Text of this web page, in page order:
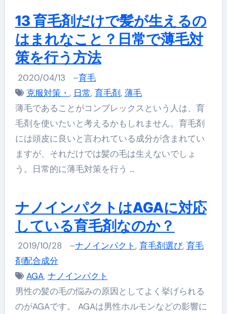
13 育毛剤だけで髪が生えるの
はまれなこと？日常で薄毛対
策を行う方法
2020/04/13 –育毛
克服対策・ , 日常, 育毛剤, 薄毛
薄毛であることがコンプレックスという人は、育
毛剤を使いたいと考えるかもしれません。育毛剤
には頭皮に良いと言われている成分が含まれてい
ますが、それだけでは髪の毛は生えないでしょ
う。日常的に薄毛対策を行う …
ナノインパクトはAGAに対応
している育毛剤なのか？
2019/10/28 –ナノインパクト, 育毛剤選び, 育毛
剤配合成分
AGA, ナノインパクト
男性の髪の毛の悩みの原因としてよく挙げられる
のがAGAです。 AGAは男性ホルモンなどの影響に